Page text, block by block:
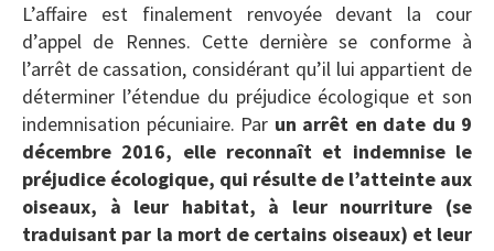
L’affaire est finalement renvoyée devant la cour
d’appel de Rennes. Cette dernière se conforme à
l’arrêt de cassation, considérant qu’il lui appartient de
déterminer l’étendue du préjudice écologique et son
indemnisation pécuniaire. Par un arrêt en date du 9
décembre 2016, elle reconnaît et indemnise le
préjudice écologique, qui résulte de l’atteinte aux
oiseaux, à leur habitat, à leur nourriture (se
traduisant par la mort de certains oiseaux) et leur